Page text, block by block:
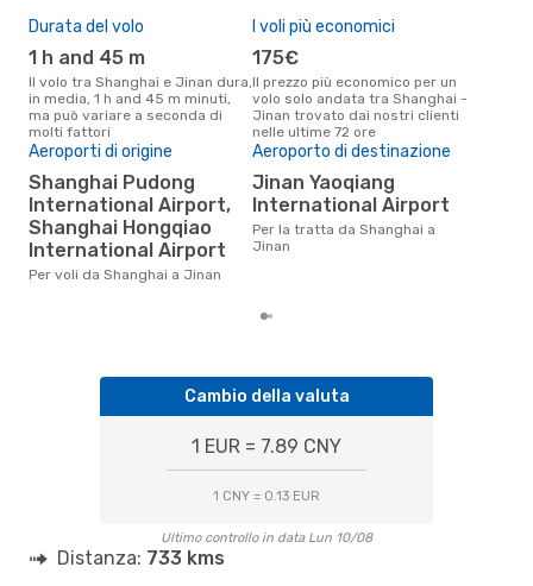
Durata del volo
1 h and 45 m
Il volo tra Shanghai e Jinan dura,
in media, 1 h and 45 m minuti,
ma può variare a seconda di
molti fattori
I voli più economici
175€
Il prezzo più economico per un
volo solo andata tra Shanghai -
Jinan trovato dai nostri clienti
nelle ultime 72 ore
Aeroporti di origine
Shanghai Pudong
International Airport,
Shanghai Hongqiao
International Airport
Per voli da Shanghai a Jinan
Aeroporto di destinazione
Jinan Yaoqiang
International Airport
Per la tratta da Shanghai a
Jinan
Cambio della valuta
1 EUR = 7.89 CNY
1 CNY = 0.13 EUR
Ultimo controllo in data Lun 10/08
Distanza: 733 kms